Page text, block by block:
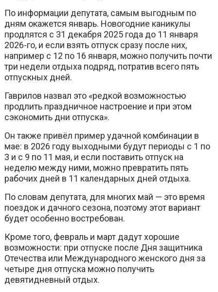
По информации депутата, самым выгодным по
дням окажется январь. Новогодние каникулы
продлятся с 31 декабря 2025 года до 11 января
2026-го, и если взять отпуск сразу после них,
например с 12 по 16 января, можно получить почти
три недели отдыха подряд, потратив всего пять
отпускных дней.
Гаврилов назвал это «редкой возможностью
продлить праздничное настроение и при этом
сэкономить дни отпуска».
Он также привёл пример удачной комбинации в
мае: в 2026 году выходными будут периоды с 1 по
3 и с 9 по 11 мая, и если поставить отпуск на
неделю между ними, можно превратить пять
рабочих дней в 11 календарных дней отдыха.
По словам депутата, для многих май — это время
поездок и дачного сезона, поэтому этот вариант
будет особенно востребован.
Кроме того, февраль и март дадут хорошие
возможности: при отпуске после Дня защитника
Отечества или Международного женского дня за
четыре дня отпуска можно получить
девятидневный отдых.